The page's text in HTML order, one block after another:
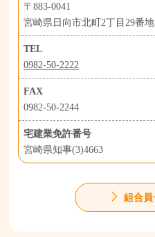
〒883-0041
宮崎県日向市北町2丁目29番地
TEL
0982-50-2222
FAX
0982-50-2244
宅建業免許番号
宮崎県知事(3)4663
組合員